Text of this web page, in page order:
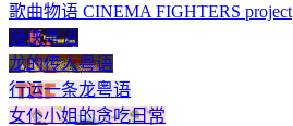
歌曲物语 CINEMA FIGHTERS project
赌侠粤语
龙的传人粤语
行运一条龙粤语
女仆小姐的贪吃日常